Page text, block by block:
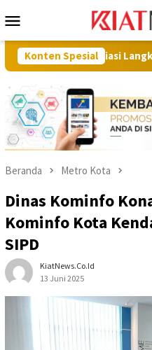
ke
Mobile
Konten Spesial
Langkah Proaktif
Beranda Metro Kota
Dinas Kominfo
Kominfo Kota
SIPD
KiatNews.co.id
13 Juni 2025